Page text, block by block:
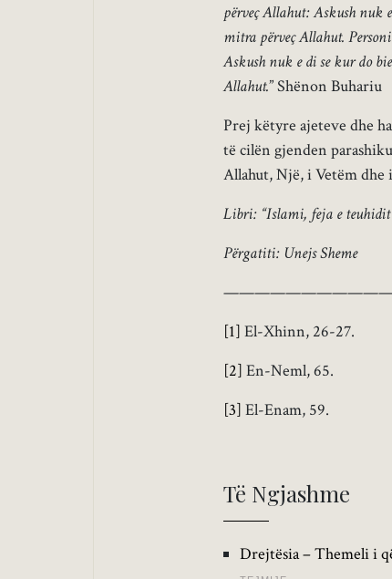
përveç Allahut: Askush nuk
mitra përveç Allahut.
Askush nuk e di se kur do
Allahut.” Shënon Buhariu
Prej këtyre ajeteve dhe
të cilën gjenden
Allahut, Një, i Vetëm dhe
Libri: “Islami, feja e
Përgatiti: Unejs Sheme
[1] El-Xhinn, 26-27.
[2] En-Neml, 65.
[3] El-Enam, 59.
Të Ngjashme
Drejtësia – Themeli i